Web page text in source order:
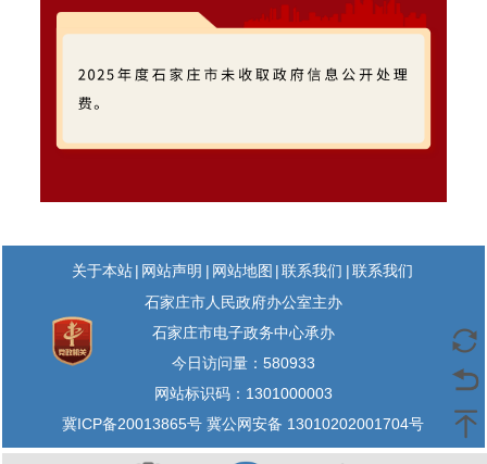
关于本站 | 网站声明 | 网站地图 | 联系我们 | 联系我们
石家庄市人民政府办公室主办
石家庄市电子政务中心承办
今日访问量： 580933
网站标识码：1301000003
冀ICP备20013865号 冀公网安备 13010202001704号